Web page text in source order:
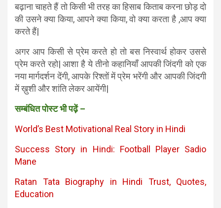
बढ़ाना चाहते हैं तो किसी भी तरह का हिसाब किताब करना छोड़ दो
की उसने क्या किया, आपने क्या किया, वो क्या करता है ,आप क्या
करते हैं|
अगर आप किसी से प्रेम करते हो तो बस निस्वार्थ होकर उससे
प्रेम करते रहो| आशा है ये तीनो कहानियाँ आपकी जिंदगी को एक
नया मार्गदर्शन देंगी, आपके रिश्तों में प्रेम भरेंगी और आपकी जिंदगी
में ख़ुशी और शांति लेकर आयेंगी|
सम्बंधित पोस्ट भी पढ़ें –
World’s Best Motivational Real Story in Hindi
Success Story in Hindi: Football Player Sadio
Mane
Ratan Tata Biography in Hindi Trust, Quotes,
Education